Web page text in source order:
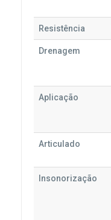
Resistência
Drenagem
Aplicação
Articulado
Insonorização